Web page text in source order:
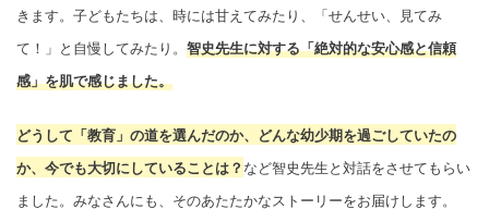
きます。子どもたちは、時には甘えてみたり、「せんせい、見てみ
て！」と自慢してみたり。 智史先生に対する「絶対的な安心感と信頼
感」を肌で感じました。
どうして「教育」の道を選んだのか、どんな幼少期を過ごしていたの
か、今でも大切にしていることは？ など智史先生と対話をさせてもらい
ました。みなさんにも、そのあたたかなストーリーをお届けします。